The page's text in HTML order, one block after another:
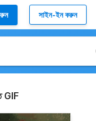
সাইন-ইন করুন
GIF